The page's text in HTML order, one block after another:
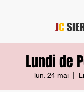
JC
Lundi de
lun. 24 mai